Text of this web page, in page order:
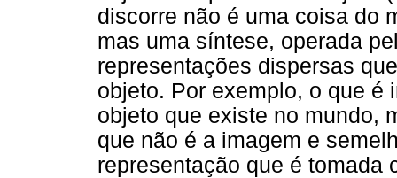
discorre não é uma coisa do
mas uma síntese, operada
representações dispersas
objeto. Por exemplo, o que é
objeto que existe no mundo,
que não é a imagem e
representação que é tomada